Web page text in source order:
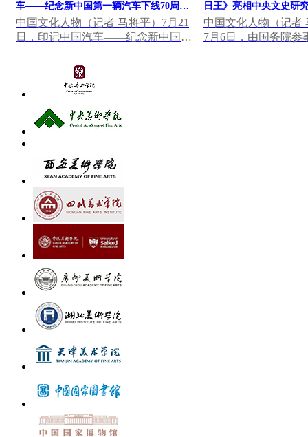
车——纪念新中国第一辆汽车下线70周年
大众篆刻作品展”发表视频致辞
中国文化人物（记者 马将平）7月21
日，印记中国汽车——纪念新中国第
在中国一汽博物馆...
日王》亮相中央文史研
果展
中国文化人物（记者
7月6日，由国务院参